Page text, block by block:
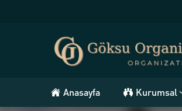
Anasayfa Kurumsal